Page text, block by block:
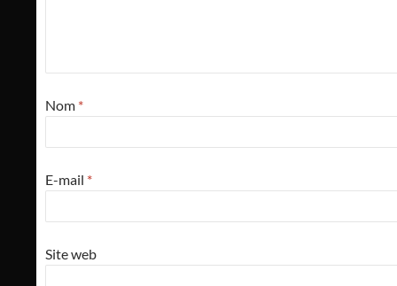
Nom *
E-mail *
Site web